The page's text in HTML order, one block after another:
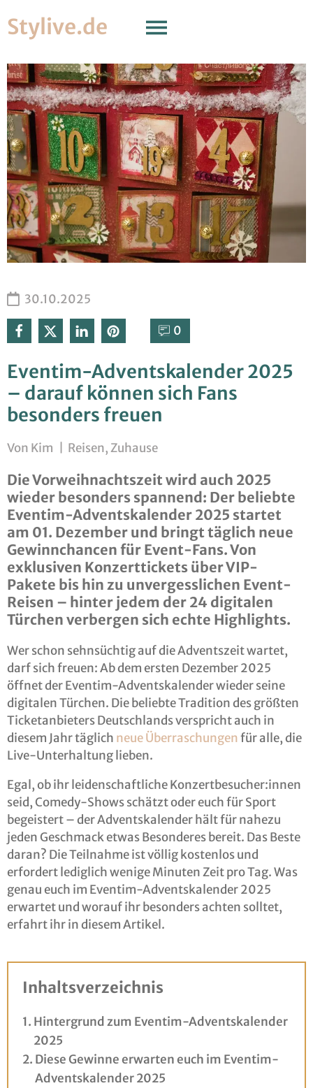
Stylive.de
30.10.2025
0⁣
Eventim-Adventskalender 2025
– darauf können sich Fans
besonders freuen
Von Kim Reisen,Zuhause
Die Vorweihnachtszeit wird auch 2025
wieder besonders spannend: Der beliebte
Eventim-Adventskalender 2025 startet
am 01. Dezember und bringt täglich neue
Gewinnchancen für Event-Fans. Von
exklusiven Konzerttickets über VIP-
Pakete bis hin zu unvergesslichen Event-
Reisen – hinter jedem der 24 digitalen
Türchen verbergen sich echte Highlights.
Wer schon sehnsüchtig auf die Adventszeit wartet,
darf sich freuen: Ab dem ersten Dezember 2025
öffnet der Eventim-Adventskalender wieder seine
digitalen Türchen. Die beliebte Tradition des größten
Ticketanbieters Deutschlands verspricht auch in
diesem Jahr täglich neue Überraschungenfür alle, die
Live-Unterhaltung lieben.
Egal, ob ihr leidenschaftliche Konzertbesucher:innen
seid, Comedy-Shows schätzt oder euch für Sport
begeistert – der Adventskalender hält für nahezu
jeden Geschmack etwas Besonderes bereit. Das Beste
daran? Die Teilnahme ist völlig kostenlos und
erfordert lediglich wenige Minuten Zeit pro Tag. Was
genau euch im Eventim-Adventskalender 2025
erwartet und worauf ihr besonders achten solltet,
erfahrt ihr in diesem Artikel.
Inhaltsverzeichnis
Hintergrund zum Eventim-Adventskalender
2025
Diese Gewinne erwarten euch im Eventim-
Adventskalender 2025